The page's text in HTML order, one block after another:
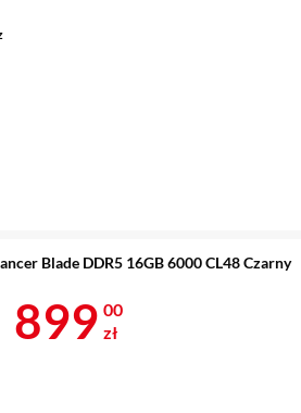
Blade DDR5 16GB 6000 CL48 Czarny
Cena 899 zł
899 00
zł